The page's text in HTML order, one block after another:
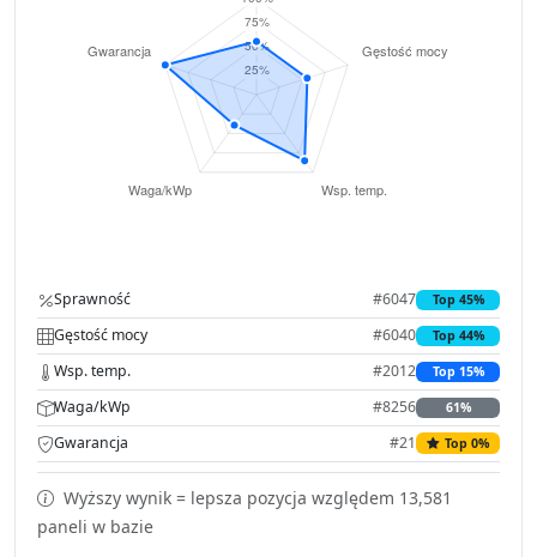
Sprawność #6047 Top 45%
Gęstość mocy #6040 Top 44%
Wsp. temp. #2012 Top 15%
Waga/kWp #8256 61%
Gwarancja #21 Top 0%
Wyższy wynik = lepsza pozycja względem 13,581
paneli w bazie